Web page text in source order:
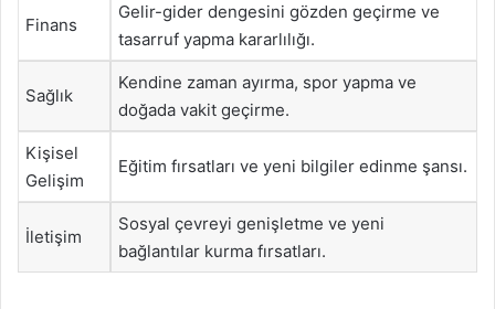
Finans
Gelir-gider dengesini gözden geçirme ve
tasarruf yapma kararlılığı.
Sağlık
Kendine zaman ayırma, spor yapma ve
doğada vakit geçirme.
Kişisel
Gelişim
Eğitim fırsatları ve yeni bilgiler edinme şansı.
İletişim
Sosyal çevreyi genişletme ve yeni
bağlantılar kurma fırsatları.